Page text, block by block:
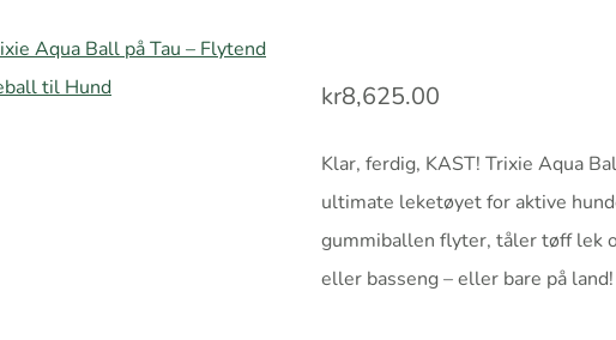
kr8,625.00
Klar, ferdig, KAST! Trixie Aqua
ultimate leketøyet for aktive
gummiballen flyter, tåler tøff lek
eller basseng – eller bare på land!